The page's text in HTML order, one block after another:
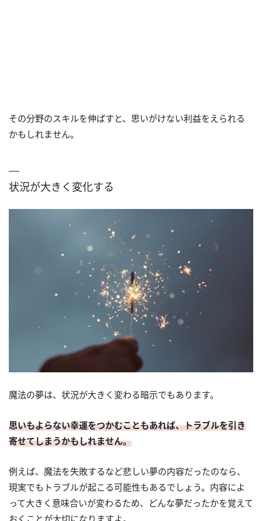
その分野のスキルを伸ばすと、思いがけない利益をえられる
かもしれません。
状況が大きく変化する
魔法の夢は、状況が大きく変わる暗示でもあります。
思いもよらない幸運をつかむこともあれば、トラブルを引き
寄せてしまうかもしれません。
例えば、魔法を失敗するなど悲しい夢の内容だったのなら、
現実でもトラブルが起こる可能性もあるでしょう。内容によ
って大きく意味合いが変わるため、どんな夢だったかを覚えて
おくことが大切になりますよ。